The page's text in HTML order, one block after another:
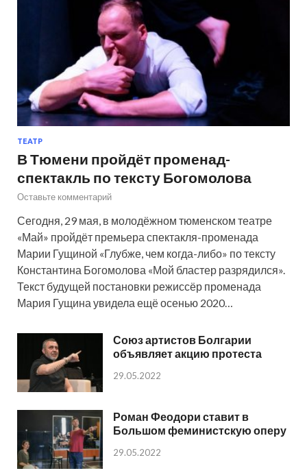
ТЕАТР
В Тюмени пройдёт променад-
спектакль по тексту Богомолова
Оставьте комментарий
Сегодня, 29 мая, в молодёжном тюменском театре
«Май» пройдёт премьера спектакля-променада
Марии Гущиной «Глубже, чем когда-либо» по тексту
Константина Богомолова «Мой бластер разрядился».
Текст будущей постановки режиссёр променада
Мария Гущина увидела ещё осенью 2020…
Союз артистов Болгарии
объявляет акцию протеста
29.05.2022
Роман Феодори ставит в
Большом феминистскую оперу
29.05.2022